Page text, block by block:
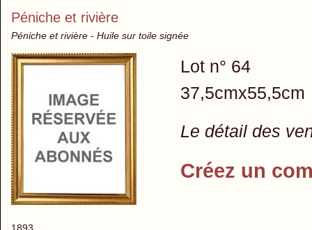
Péniche et rivière
Péniche et rivière - Huile sur toile signée
Lot n° 64
37,5cmx55,5cm
Le détail des
Créez un